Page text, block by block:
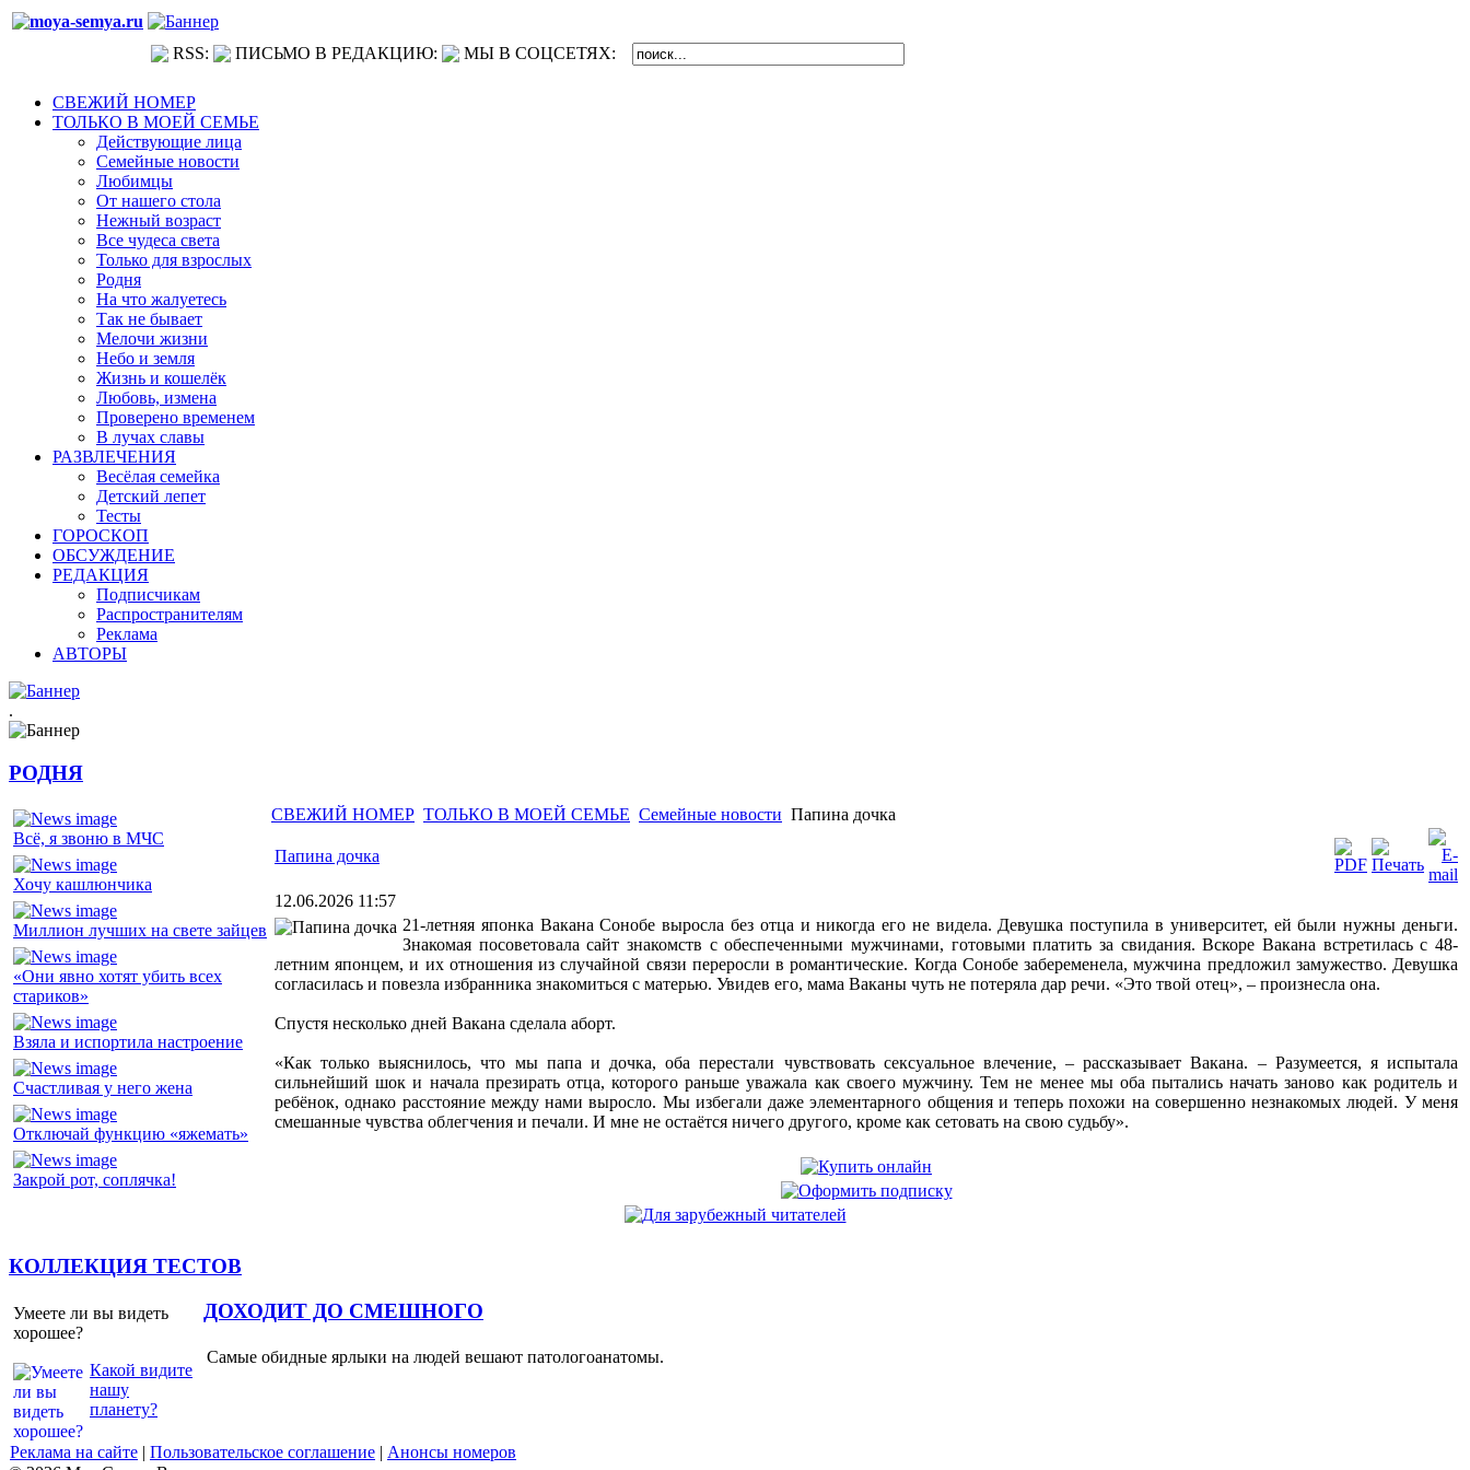
RSS: ПИСЬМО В РЕДАКЦИЮ: МЫ В СОЦСЕТЯХ:
СВЕЖИЙ НОМЕР
ТОЛЬКО В МОЕЙ СЕМЬЕ
Действующие лица
Семейные новости
Любимцы
От нашего стола
Нежный возраст
Все чудеса света
Только для взрослых
Родня
На что жалуетесь
Так не бывает
Мелочи жизни
Небо и земля
Жизнь и кошелёк
Любовь, измена
Проверено временем
В лучах славы
РАЗВЛЕЧЕНИЯ
Весёлая семейка
Детский лепет
Тесты
ГОРОСКОП
ОБСУЖДЕНИЕ
РЕДАКЦИЯ
Подписчикам
Распространителям
Реклама
АВТОРЫ
.
РОДНЯ
Всё, я звоню в МЧС
Хочу кашлюнчика
Миллион лучших на свете зайцев
«Они явно хотят убить всех
стариков»
Взяла и испортила настроение
Счастливая у него жена
Отключай функцию «яжемать»
Закрой рот, соплячка!
СВЕЖИЙ НОМЕР ТОЛЬКО В МОЕЙ СЕМЬЕ Семейные новости Папина дочка
Папина дочка
12.06.2026 11:57
21-летняя японка Вакана Сонобе выросла без отца и никогда его не видела. Девушка поступила в университет, ей были нужны деньги.
Знакомая посоветовала сайт знакомств с обеспеченными мужчинами, готовыми платить за свидания. Вскоре Вакана встретилась с 48-
летним японцем, и их отношения из случайной связи переросли в романтические. Когда Сонобе забеременела, мужчина предложил замужество. Девушка
согласилась и повезла избранника знакомиться с матерью. Увидев его, мама Ваканы чуть не потеряла дар речи. «Это твой отец», – произнесла она.
Спустя несколько дней Вакана сделала аборт.
«Как только выяснилось, что мы папа и дочка, оба перестали чувствовать сексуальное влечение, – рассказывает Вакана. – Разумеется, я испытала
сильнейший шок и начала презирать отца, которого раньше уважала как своего мужчину. Тем не менее мы оба пытались начать заново как родитель и
ребёнок, однако расстояние между нами выросло. Мы избегали даже элементарного общения и теперь похожи на совершенно незнакомых людей. У меня
смешанные чувства облегчения и печали. И мне не остаётся ничего другого, кроме как сетовать на свою судьбу».
КОЛЛЕКЦИЯ ТЕСТОВ
Умеете ли вы видеть
хорошее?
Какой видите
нашу
планету?
ДОХОДИТ ДО СМЕШНОГО
Самые обидные ярлыки на людей вешают патологоанатомы.
Реклама на сайте | Пользовательское соглашение | Анонсы номеров